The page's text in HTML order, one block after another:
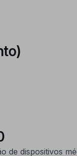
de dispositivos